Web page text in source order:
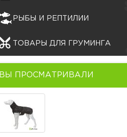
РЫБЫ И РЕПТИЛИИ
ТОВАРЫ ДЛЯ ГРУМИНГА
ВЫ ПРОСМАТРИВАЛИ